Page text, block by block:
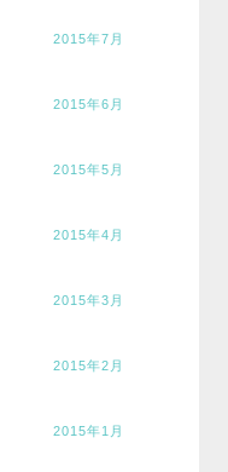
2015年7月
2015年6月
2015年5月
2015年4月
2015年3月
2015年2月
2015年1月